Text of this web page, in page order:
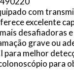
com
excelente
desafiadoras
grave ou
para melhor
para